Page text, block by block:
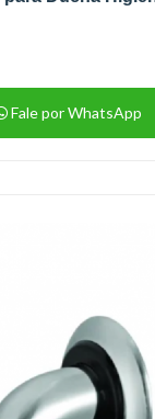
Fale por WhatsApp